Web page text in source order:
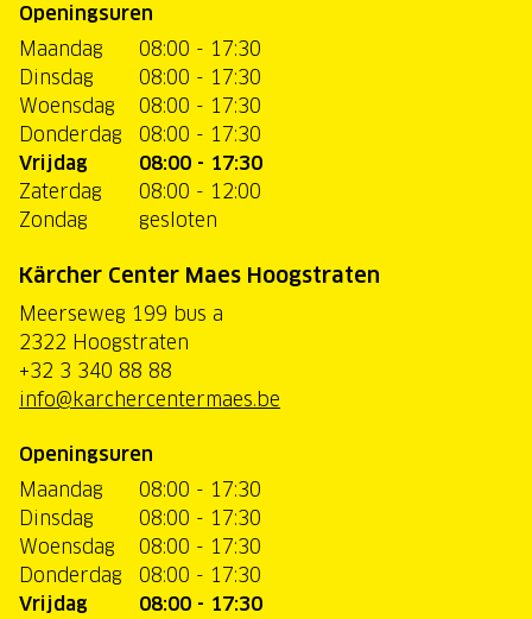
Openingsuren
Maandag
08:00 - 17:30
Dinsdag
08:00 - 17:30
Woensdag
08:00 - 17:30
Donderdag
08:00 - 17:30
Vrijdag
08:00 - 17:30
Zaterdag
08:00 - 12:00
Zondag
gesloten
Kärcher Center Maes Hoogstraten
Meerseweg 199 bus a
2322 Hoogstraten
+32 3 340 88 88
info@karchercentermaes.be
Openingsuren
Maandag
08:00 - 17:30
Dinsdag
08:00 - 17:30
Woensdag
08:00 - 17:30
Donderdag
08:00 - 17:30
Vrijdag
08:00 - 17:30